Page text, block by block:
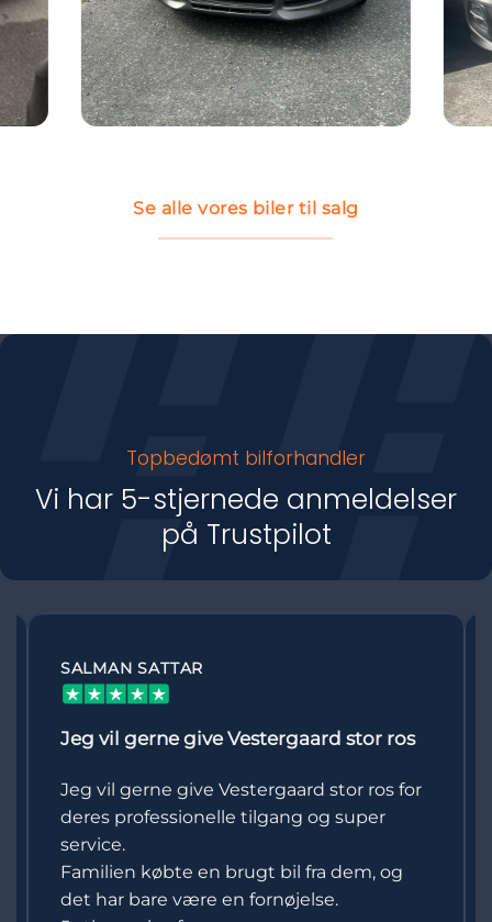
Se alle vores biler til salg
Topbedømt bilforhandler
Vi har 5-stjernede anmeldelser
på Trustpilot
ADAM SOMMER
Vinterdæk med i prisen
Jeg havde en rigtig god oplevelse med at
købe bil hos Vestergaard Biler. Servicen
var venlig og professionel hele vejen
igennem, og der blev taget god tid til at
svare på mine spørgsmål. Jeg fik også